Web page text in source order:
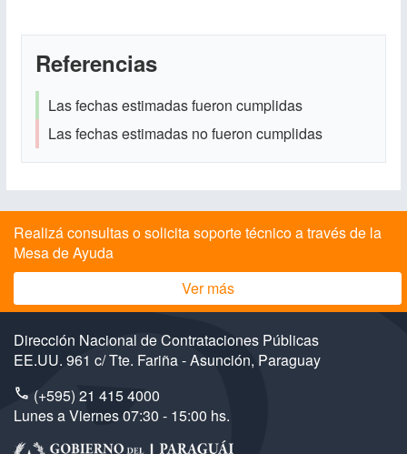
Referencias
Las fechas estimadas fueron cumplidas
Las fechas estimadas no fueron cumplidas
Realizá consultas o solicita soporte técnico a través de la
Mesa de Ayuda
Ver más
Dirección Nacional de Contrataciones Públicas
EE.UU. 961 c/ Tte. Fariña - Asunción, Paraguay
(+595) 21 415 4000
Lunes a Viernes 07:30 - 15:00 hs.